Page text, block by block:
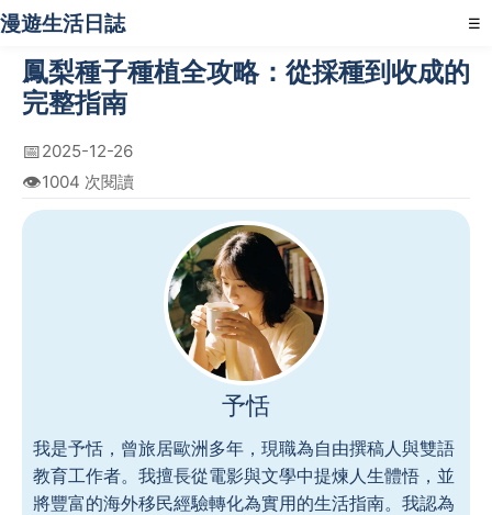
漫遊生活日誌 ☰
鳳梨種子種植全攻略：從採種到收成的
完整指南
📅2025-12-26
👁️1004 次閱讀
予恬
我是予恬，曾旅居歐洲多年，現職為自由撰稿人與雙語
教育工作者。我擅長從電影與文學中提煉人生體悟，並
將豐富的海外移民經驗轉化為實用的生活指南。我認為